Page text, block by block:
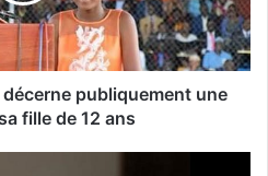
publiquement une
fille de 12 ans